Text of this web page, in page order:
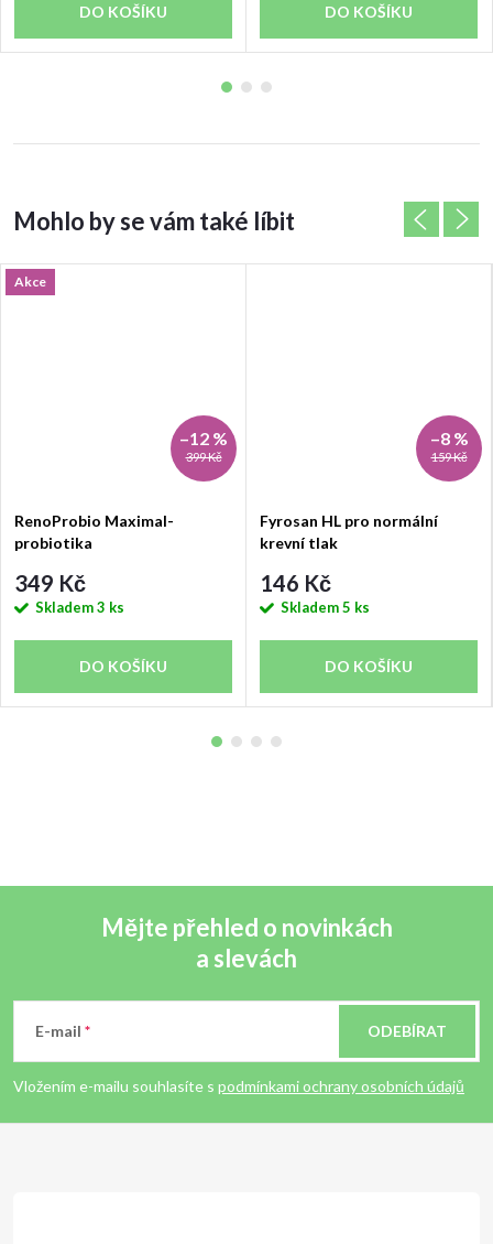
DO KOŠÍKU DO KOŠÍKU
Akce
399 Kč
–12 %
RenoProbio Maximal-
probiotika
349 Kč
Skladem3 ks
DO KOŠÍKU
159 Kč
–8 %
Fyrosan HL pro normální
krevní tlak
146 Kč
Skladem5 ks
DO KOŠÍKU
p
Mějte přehled o novinkách
a slevách
E-mail
Vložením e-mailu souhlasíte s podmínkami ochrany osobních údajů
ODEBÍRAT